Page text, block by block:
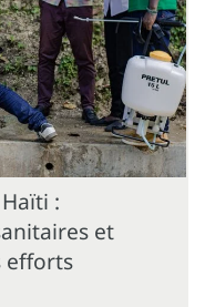
:
et
efforts